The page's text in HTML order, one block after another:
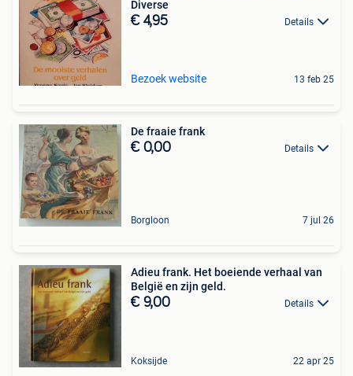
Diverse
€ 4,95 Details
Bezoek website 13 feb 25
De fraaie frank
€ 0,00 Details
Borgloon 7 jul 26
Adieu frank. Het boeiende verhaal van
België en zijn geld.
€ 9,00 Details
Koksijde 22 apr 25